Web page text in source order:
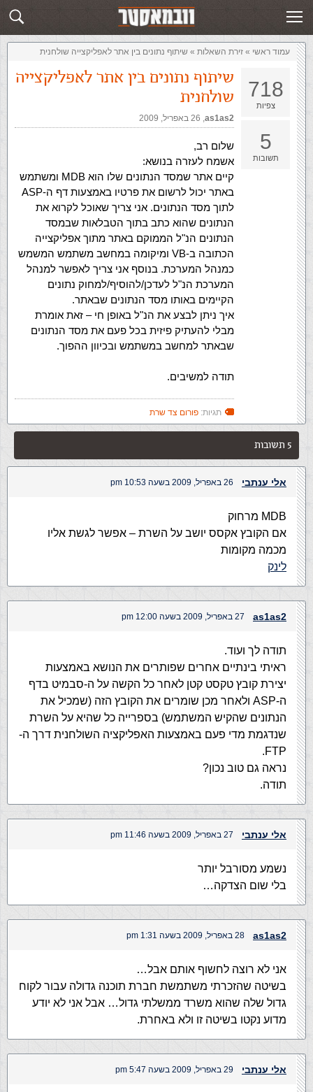
שלח תשובה זירת השאלות
עמוד ראשי » ‏זירת השאלות‏ » שיתוף נתונים בין אתר לאפליקצייה שולחנית
718
צפיות
5
תשובות
שיתוף נתונים בין אתר לאפליקצייה
שולחנית
as1as2
,‏ 26 באפריל, 2009
שלום רב,
אשמח לעזרה בנושא:
קיים אתר שמסד הנתונים שלו הוא MDB ומשתמש
באתר יכול לרשום את פרטיו באמצעות דף ה-ASP
לתוך מסד הנתונים. אני צריך שאוכל לקרוא את
הנתונים שהוא כתב בתוך הטבלאות שבמסד
הנתונים הנ"ל הממוקם באתר מתוך אפליקצייה
הכתובה ב-VB ומיקומה במחשב משתמש המשמש
כמנהל המערכת. בנוסף אני צריך לאפשר למנהל
המערכת הנ"ל לעדכן/להוסיף/למחוק נתונים
הקיימים באותו מסד הנתונים שבאתר.
איך ניתן לבצע את הנ"ל באופן חי – זאת אומרת
מבלי להעתיק פיזית בכל פעם את מסד הנתונים
שבאתר למחשב במשתמש ובכיוון ההפוך.
תודה למשיבים.
תגיות: פורום צד שרת
5 תשובות
אלי ענתבי 26 באפריל, 2009 בשעה 10:53 pm
MDB מרחוק
אם הקובץ אקסס יושב על השרת – אפשר לגשת אליו
מכמה מקומות
לינק
as1as2 27 באפריל, 2009 בשעה 12:00 pm
תודה לך ועוד.
ראיתי בינתיים אחרים שפותרים את הנושא באמצעות
יצירת קובץ טקסט קטן לאחר כל הקשה על ה-סבמיט בדף
ה-ASP ולאחר מכן שומרים את הקובץ הזה (שמכיל את
הנתונים שהקיש המשתמש) בספרייה כל שהיא על השרת
שנדגמת מדי פעם באמצעות האפליקציה השולחנית דרך ה-
FTP.
נראה גם טוב נכון?
תודה.
אלי ענתבי 27 באפריל, 2009 בשעה 11:46 pm
נשמע מסורבל יותר
בלי שום הצדקה…
as1as2 28 באפריל, 2009 בשעה 1:31 pm
אני לא רוצה לחשוף אותם אבל…
בשיטה שהזכרתי משתמשת חברת תוכנה גדולה עבור לקוח
גדול שלה שהוא משרד ממשלתי גדול… אבל אני לא יודע
מדוע נקטו בשיטה זו ולא באחרת.
אלי ענתבי 29 באפריל, 2009 בשעה 5:47 pm